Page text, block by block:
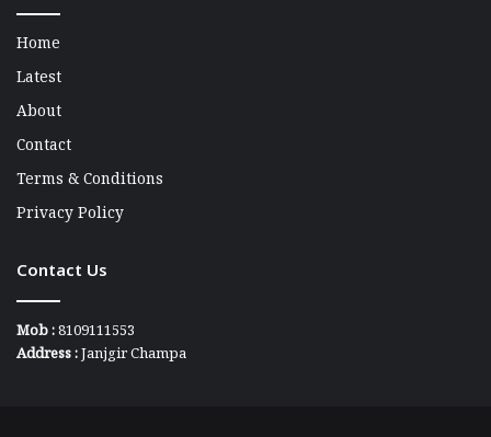
Home
Latest
About
Contact
Terms & Conditions
Privacy Policy
Contact Us
Mob :8109111553
Address :Janjgir Champa